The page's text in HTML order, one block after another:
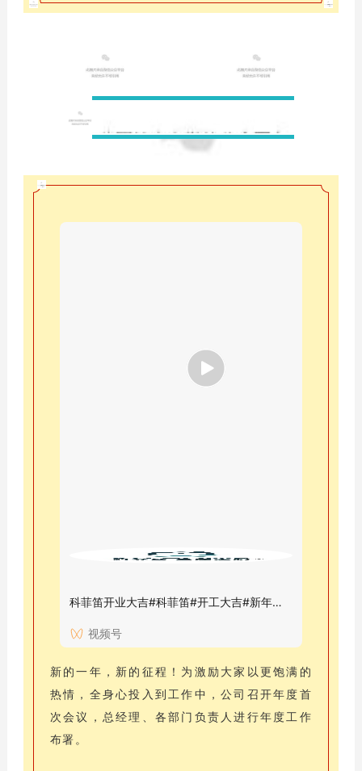
科菲笛开业大吉#科菲笛#开工大吉#新年开工#开门红#全屋定制
视频号
新的一年，新的征程！为激励大家以更饱满的
热情，全身心投入到工作中，公司召开年度首
次会议，总经理、各部门负责人进行年度工作
布署。